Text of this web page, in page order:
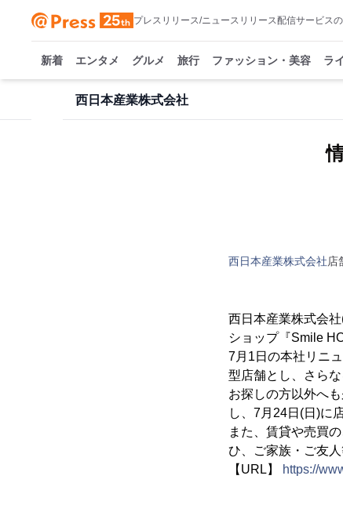
プレスリリース/ニュースリリース配信サービス
新着 エンタメ グルメ 旅行 ファッション・美容 ラ
西日本産業株式会社
西日本産業株式会社店
西日本産業株式会
ショップ『Smile
7月1日の本社リニ
型店舗とし、さら
お探しの方以外へ
し、7月24日(日)に
また、賃貸や売買
ひ、ご家族・ご友
【URL】
https://